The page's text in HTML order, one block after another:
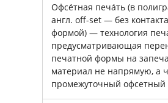
Офсе́тная печа́ть (в
англ. off-set — без
формой) — технология
предусматривающая
печатной формы на
материал не напрямую, а
промежуточный офсетный